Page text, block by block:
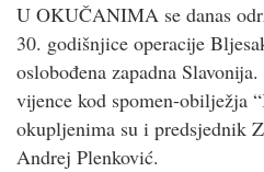
U OKUČANIMA se danas
30. godišnjice operacije
oslobođena zapadna
vijence kod spomen-obilježja
okupljenima su i predsjednik
Andrej Plenković.